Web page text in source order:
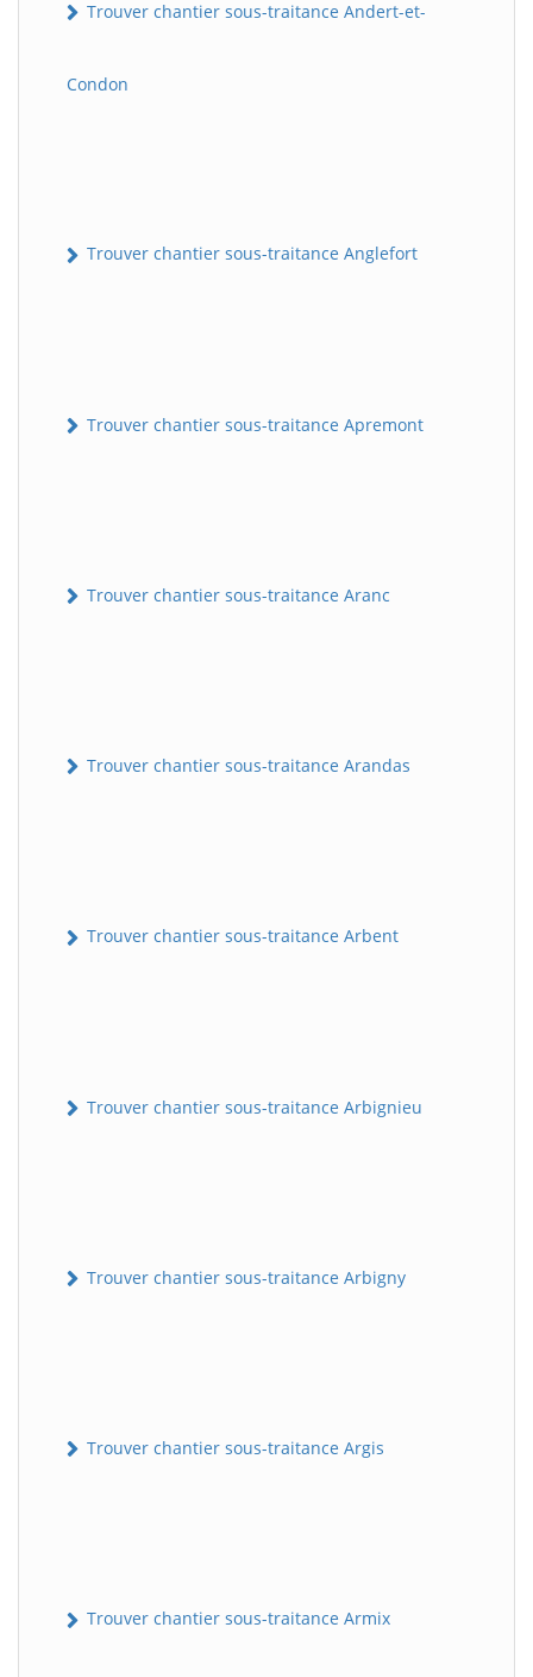
Trouver chantier sous-traitance Andert-et-
Condon
Trouver chantier sous-traitance Anglefort
Trouver chantier sous-traitance Apremont
Trouver chantier sous-traitance Aranc
Trouver chantier sous-traitance Arandas
Trouver chantier sous-traitance Arbent
Trouver chantier sous-traitance Arbignieu
Trouver chantier sous-traitance Arbigny
Trouver chantier sous-traitance Argis
Trouver chantier sous-traitance Armix